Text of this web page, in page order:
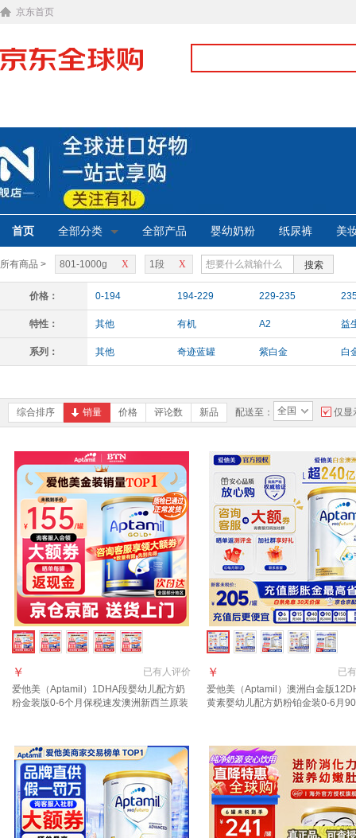
京东首页
首页 全部分类 全部产品 婴幼奶粉 纸尿裤 美
所有商品 > X
801-1000g X
1段 搜索
价格： 0-194 194-229 229-235
特性： 其他 有机 A2 益
系列： 其他 奇迹蓝罐 紫白金 白
综合排序 销量 价格 评论数 新品 配送至： 全国 仅显
已有人评价
￥
爱他美（Aptamil）1DHA段婴幼儿配方奶
粉金装版0-6个月保税速发澳洲新西兰原装
已有
￥
爱他美（Aptamil）澳洲白金版
黄素婴幼儿配方奶粉铂金装0-6月